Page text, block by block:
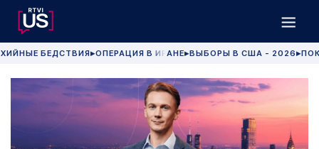
БЕДСТВИЯ▶ОПЕРАЦИЯ В ИРАНЕ▶ВЫБОРЫ В США - 2026 ▶